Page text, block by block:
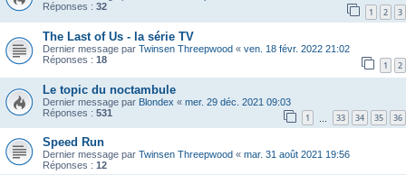
Réponses : 32 1 2 3
The Last of Us - la série TV
Dernier message par Twinsen Threepwood « ven. 18 févr. 2022 21:02
Réponses : 18 1 2
Le topic du noctambule
Dernier message par Blondex « mer. 29 déc. 2021 09:03
Réponses : 531 1 33 34 35 36
Speed Run
Dernier message par Twinsen Threepwood « mar. 31 août 2021 19:56
Réponses : 12